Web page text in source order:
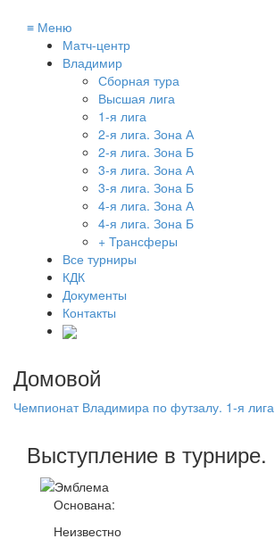
≡ Меню
Матч-центр
Владимир
Сборная тура
Высшая лига
1-я лига
2-я лига. Зона А
2-я лига. Зона Б
3-я лига. Зона А
3-я лига. Зона Б
4-я лига. Зона А
4-я лига. Зона Б
+ Трансферы
Все турниры
КДК
Документы
Контакты
Домовой
Чемпионат Владимира по футзалу. 1-я лига
Выступление в турнире.
Основана:
Неизвестно